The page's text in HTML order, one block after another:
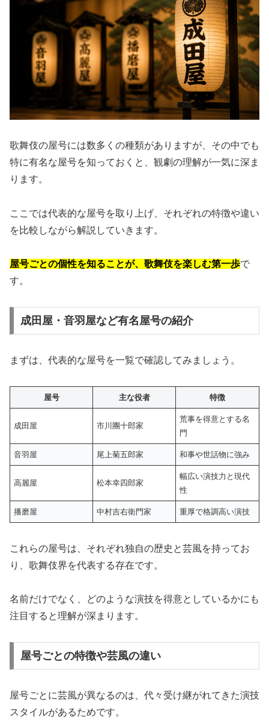
歌舞伎の屋号には数多くの種類がありますが、その中でも
特に有名な屋号を知っておくと、観劇の理解が一気に深ま
ります。
ここでは代表的な屋号を取り上げ、それぞれの特徴や違い
を比較しながら解説していきます。
屋号ごとの個性を知ることが、歌舞伎を楽しむ第一歩で
す。
成田屋・音羽屋など有名屋号の紹介
まずは、代表的な屋号を一覧で確認してみましょう。
屋号 主な役者 特徴
成田屋 市川團十郎家
荒事を得意とする名
門
音羽屋 尾上菊五郎家 和事や世話物に強み
高麗屋 松本幸四郎家
幅広い演技力と現代
性
播磨屋 中村吉右衛門家 重厚で格調高い演技
これらの屋号は、それぞれ独自の歴史と芸風を持ってお
り、歌舞伎界を代表する存在です。
名前だけでなく、どのような演技を得意としているかにも
注目すると理解が深まります。
屋号ごとの特徴や芸風の違い
屋号ごとに芸風が異なるのは、代々受け継がれてきた演技
スタイルがあるためです。